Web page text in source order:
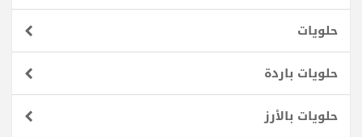
حلويات
حلويات باردة
حلويات بالأرز